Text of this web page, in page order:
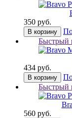
350 руб.
В корзину
Быстрый
434 руб.
В корзину
Быстрый
560 руб.